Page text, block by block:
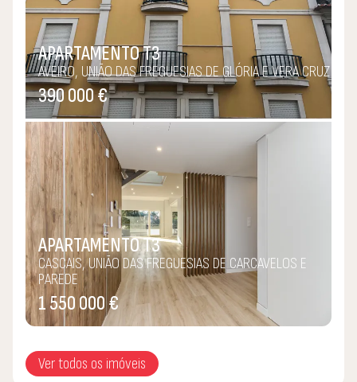
APARTAMENTO T3
AVEIRO, UNIÃO DAS FREGUESIAS DE GLÓRIA E VERA CRUZ
390 000 €
APARTAMENTO T3
CASCAIS, UNIÃO DAS FREGUESIAS DE CARCAVELOS E
PAREDE
1 550 000 €
Ver todos os imóveis